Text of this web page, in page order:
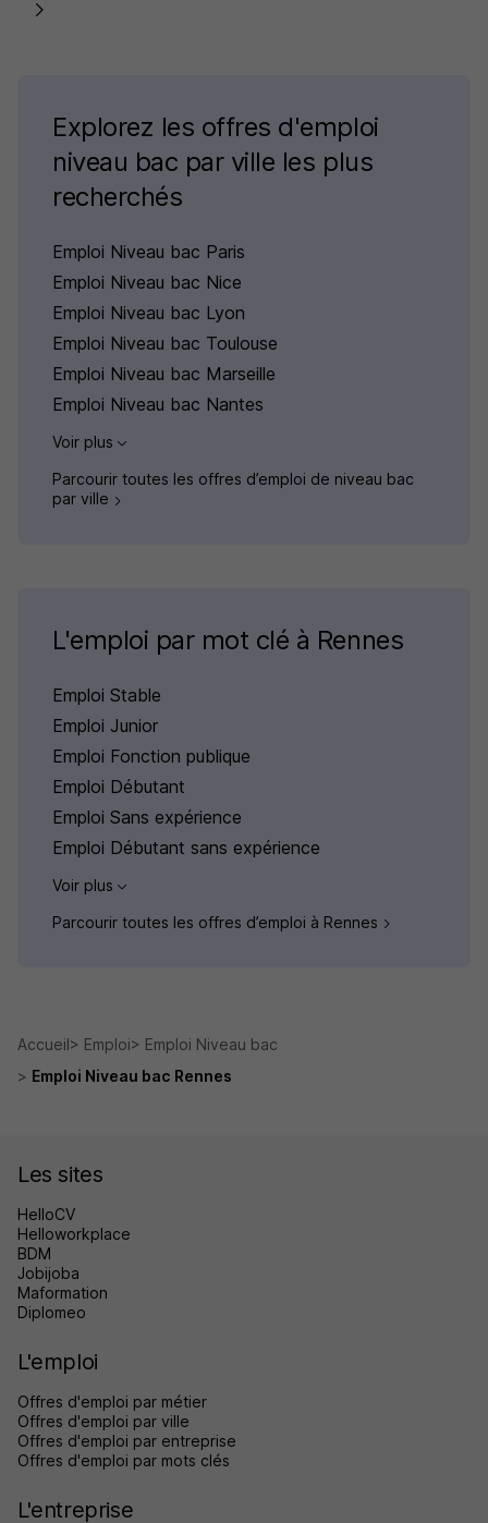
Explorez les offres d'emploi
niveau bac par ville les plus
recherchés
Emploi Niveau bac Paris
Emploi Niveau bac Nice
Emploi Niveau bac Lyon
Emploi Niveau bac Toulouse
Emploi Niveau bac Marseille
Emploi Niveau bac Nantes
Voir plus
Parcourir toutes les offres d’emploi de niveau bac
par ville
L'emploi par mot clé à Rennes
Emploi Stable
Emploi Junior
Emploi Fonction publique
Emploi Débutant
Emploi Sans expérience
Emploi Débutant sans expérience
Voir plus
Parcourir toutes les offres d’emploi à Rennes
Accueil Emploi
Emploi Niveau bac
Emploi Niveau bac Rennes
Les sites
HelloCV
Helloworkplace
BDM
Jobijoba
Maformation
Diplomeo
L'emploi
Offres d'emploi par métier
Offres d'emploi par ville
Offres d'emploi par entreprise
Offres d'emploi par mots clés
L'entreprise